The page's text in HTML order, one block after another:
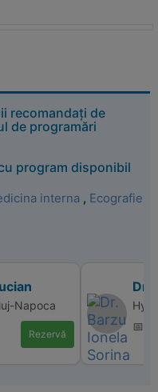
recomandați de
de programări
program disponibil
interna , Ecografie
Napoca
Rezervă
Dr.
📅